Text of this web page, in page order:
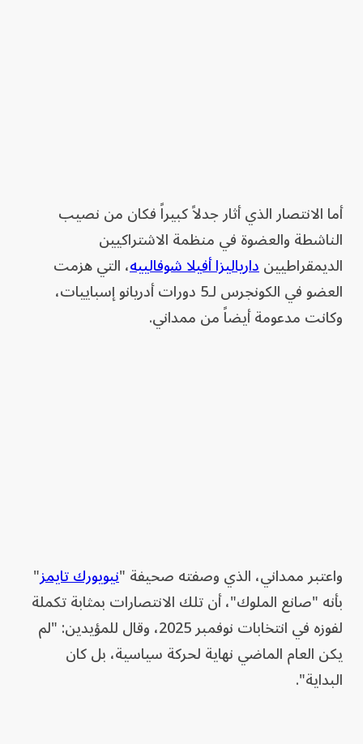
أما الانتصار الذي أثار جدلاً كبيراً فكان من نصيب
الناشطة والعضوة في منظمة الاشتراكيين
الديمقراطييندارياليزا أفيلا شوفالييه، التي هزمت
العضو في الكونجرس لـ5 دورات أدريانو إسباييات،
وكانت مدعومة أيضاً من ممداني.
واعتبر ممداني، الذي وصفته صحيفة "نيويورك تايمز"
بأنه "صانع الملوك"، أن تلك الانتصارات بمثابة تكملة
لفوزه في انتخابات نوفمبر 2025، وقال للمؤيدين: "لم
يكن العام الماضي نهاية لحركة سياسية، بل كان
البداية".